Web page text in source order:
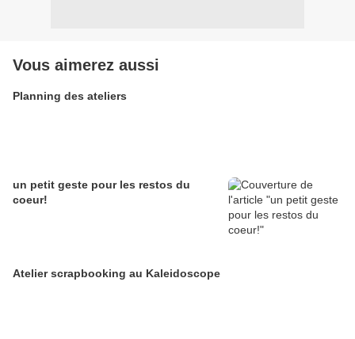
Vous aimerez aussi
Planning des ateliers
un petit geste pour les restos du
coeur!
Atelier scrapbooking au Kaleidoscope